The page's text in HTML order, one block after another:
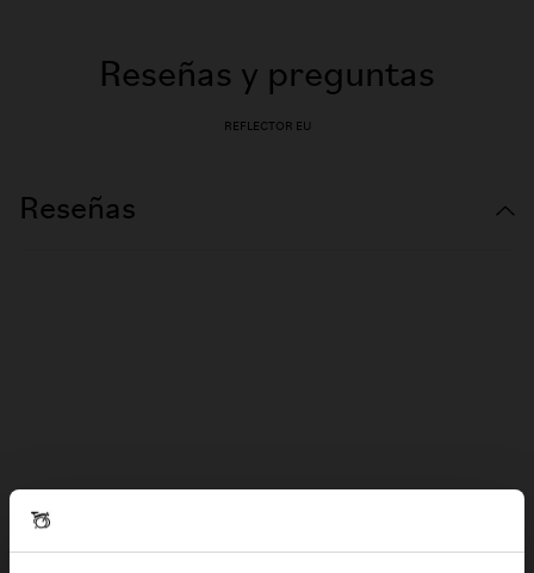
Reseñas y preguntas
REFLECTOR EU
Reseñas